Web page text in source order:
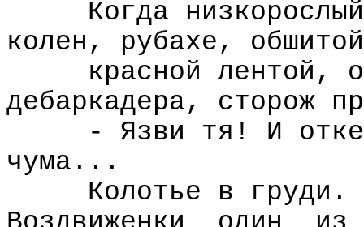
Когда
колен, рубахе, обшитой
красной лентой,
дебаркадера, сторож
- Язви тя! И
чума...
Колотье в груди.